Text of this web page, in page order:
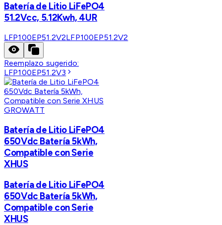
Batería de Litio LiFePO4
51.2Vcc, 5.12Kwh, 4UR
LFP100EP51.2V2LFP100EP51.2V2
Reemplazo sugerido:
LFP100EP51.2V3
GROWATT
Batería de Litio LiFePO4
650Vdc Batería 5kWh,
Compatible con Serie
XHUS
Batería de Litio LiFePO4
650Vdc Batería 5kWh,
Compatible con Serie
XHUS